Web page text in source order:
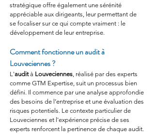
stratégique offre également une sérénité
appréciable aux dirigeants, leur permettant de
se focaliser sur ce qui compte vraiment : le
développement de leur entreprise.
Comment fonctionne un audit à
Louveciennes ?
L'audit à Louveciennes, réalisé par des experts
comme GTM Expertise, suit un processus bien
défini. Il commence par une analyse approfondie
des besoins de l’entreprise et une évaluation des
risques potentiels. Le contexte particulier de
Louveciennes et l'expérience précise de ses
experts renforcent la pertinence de chaque audit.